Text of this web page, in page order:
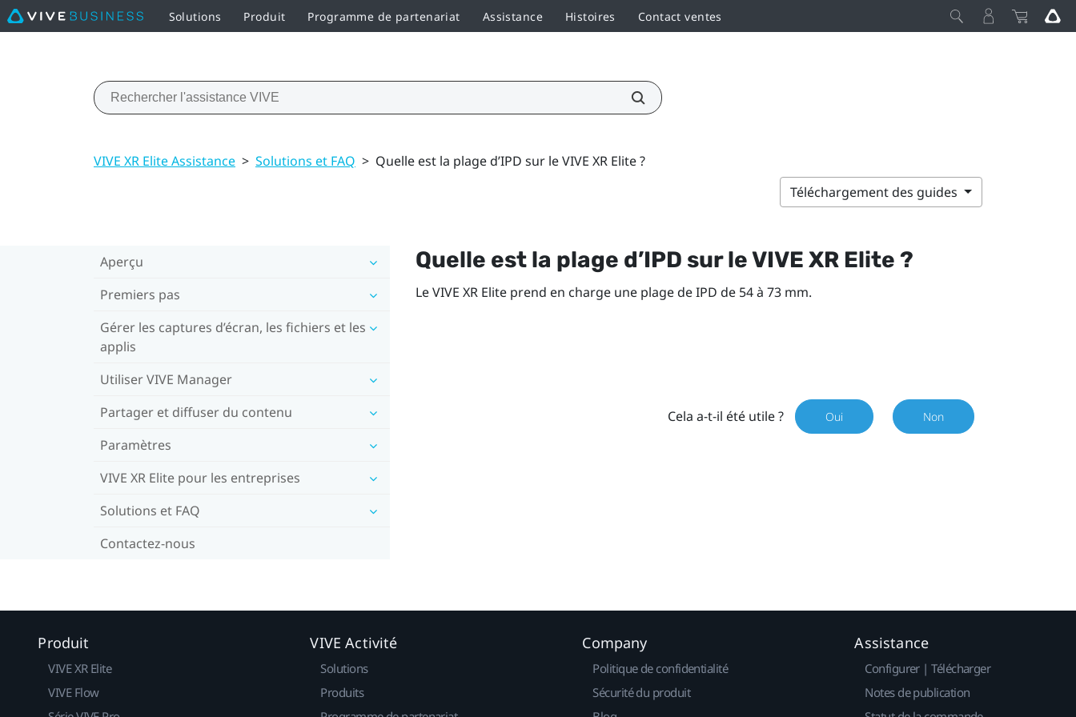
Solutions Produit Programme de partenariat Assistance Histoires Contact ventes
VIVE XR Elite Assistance > Solutions et FAQ > Quelle est la plage d’IPD sur le VIVE XR Elite ?
Téléchargement des guides
Aperçu
Premiers pas
Gérer les captures d’écran, les fichiers et les
applis
Utiliser VIVE Manager
Partager et diffuser du contenu
Paramètres
VIVE XR Elite pour les entreprises
Solutions et FAQ
Contactez-nous
Quelle est la plage d’IPD sur leVIVE XR Elite ?
LeVIVE XR Eliteprend en charge une plage de IPD de 54 à 73 mm.
Cela a-t-il été utile ? Oui Non
Produit
VIVE XR Elite
VIVE Flow
VIVE Activité
Solutions
Produits
Company
Politique de confidentialité
Sécurité du produit
Assistance
Configurer | Télécharger
Notes de publication